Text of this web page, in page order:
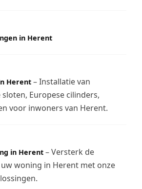
in Herent
Herent – Installatie van
Europese cilinders,
voor inwoners van Herent.
in Herent – Versterk de
woning in Herent met onze